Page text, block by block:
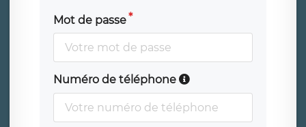
Mot de passe
Numéro de téléphone